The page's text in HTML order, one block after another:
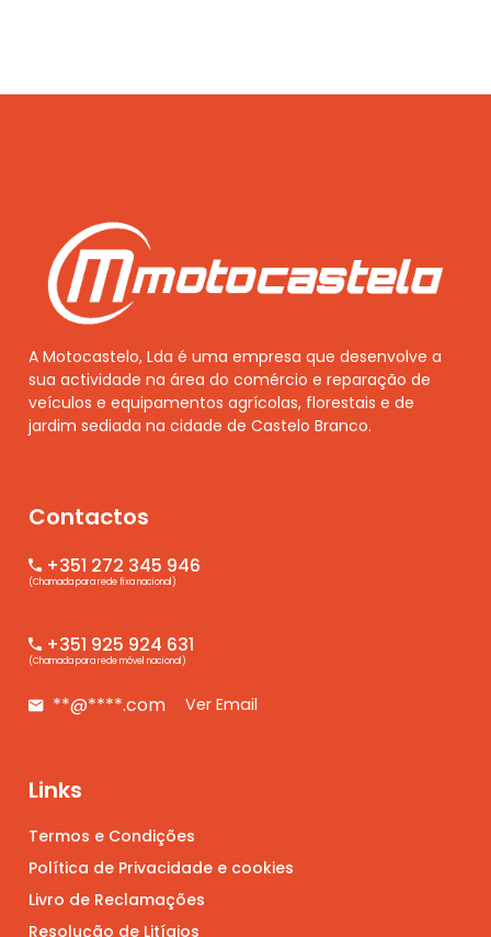
A Motocastelo, Lda é uma empresa que desenvolve a
sua actividade na área do comércio e reparação de
veículos e equipamentos agrícolas, florestais e de
jardim sediada na cidade de Castelo Branco.
Contactos
+351 272 345 946
(Chamada para rede fixa nacional)
+351 925 924 631
(Chamada para rede móvel nacional)
**@****.com Ver Email
Links
Termos e Condições
Política de Privacidade e cookies
Livro de Reclamações
Resolução de Litígios